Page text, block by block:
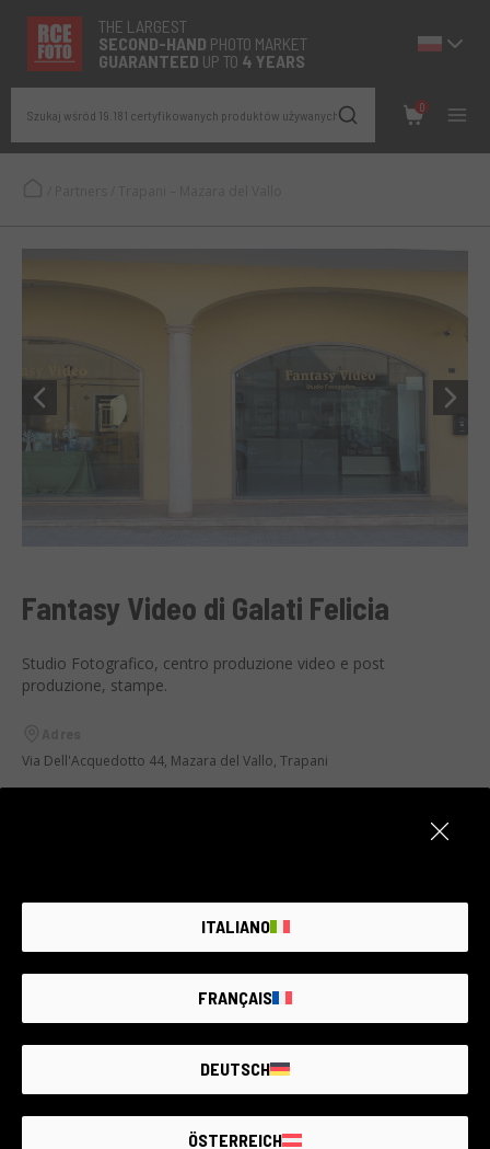
THE LARGEST
SECOND-HAND PHOTO MARKET
GUARANTEED UP TO 4 YEARS
Szukaj wśród 19.181 certyfikowanych produktów używanych
0
Fantasy Video di Galati Felicia
Studio Fotografico, centro produzione video e post
produzione, stampe.
Via Dell'Acquedotto 44, Mazara del Vallo, Trapani
9:00-13:00 e 16:00 alle 20:00
ITALIANO
FRANÇAIS
DEUTSCH
ÖSTERREICH